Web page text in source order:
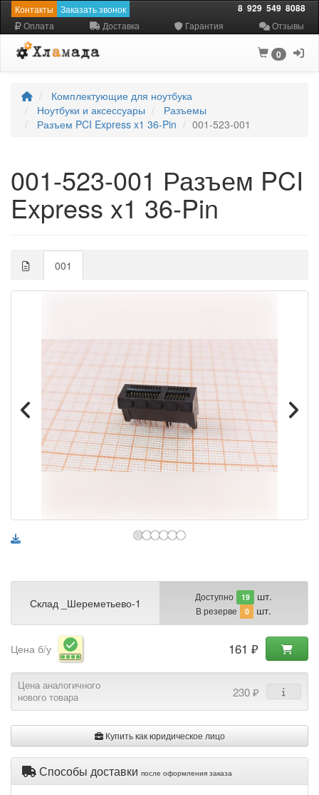
Контакты Заказать звонок 8 929 549 8088
Оплата Доставка Гарантия Отзывы
0
Комплектующие для ноутбука
Ноутбуки и аксессуары
Разъемы
Разъем PCI Express x1 36-Pin
001-523-001
001-523-001 Разъем PCI
Express x1 36-Pin
001
Склад _Шереметьево-1 Доступно 19 шт.
В резерве 0 шт.
Цена б/у 161 ₽
Цена аналогичного
нового товара
230 ₽
Купить как юридическое лицо
Способы доставки после оформления заказа